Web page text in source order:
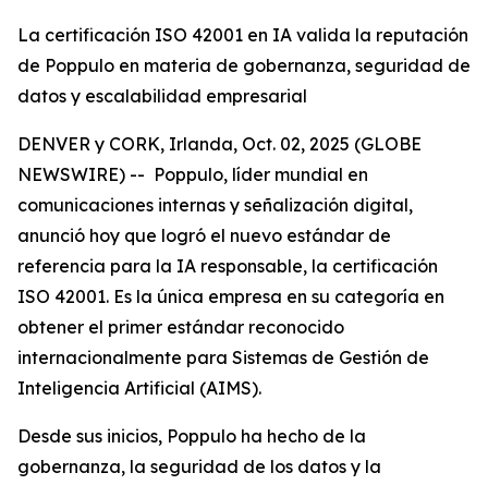
La certificación ISO 42001 en IA valida la reputación
de Poppulo en materia de gobernanza, seguridad de
datos y escalabilidad empresarial
DENVER y CORK, Irlanda, Oct. 02, 2025 (GLOBE
NEWSWIRE) -- Poppulo, líder mundial en
comunicaciones internas y señalización digital,
anunció hoy que logró el nuevo estándar de
referencia para la IA responsable, la certificación
ISO 42001. Es la única empresa en su categoría en
obtener el primer estándar reconocido
internacionalmente para Sistemas de Gestión de
Inteligencia Artificial (AIMS).
Desde sus inicios, Poppulo ha hecho de la
gobernanza, la seguridad de los datos y la